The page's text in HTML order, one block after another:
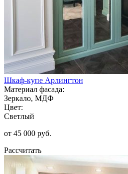
Шкаф-купе Арлингтон
Материал фасада:
Зеркало, МДФ
Цвет:
Светлый
от 45 000 руб.
Рассчитать